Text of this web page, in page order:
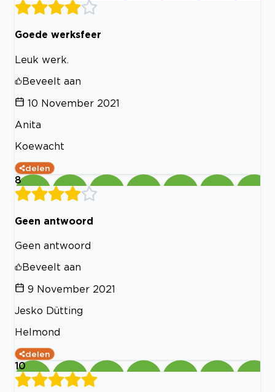
Goede werksfeer
Leuk werk.
Beveelt aan
10 November 2021
Anita
Koewacht
delen
8
Geen antwoord
Geen antwoord
Beveelt aan
9 November 2021
Jesko Dütting
Helmond
delen
10